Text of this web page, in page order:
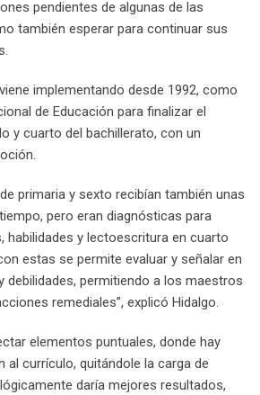
pendientes de algunas de las
también esperar para continuar sus
implementando desde 1992, como
de Educación para finalizar el
y cuarto del bachillerato, con un
primaria y sexto recibían también unas
pero eran diagnósticas para
habilidades y lectoescritura en cuarto
estas se permite evaluar y señalar en
debilidades, permitiendo a los maestros
remediales”, explicó Hidalgo.
elementos puntuales, donde hay
al currículo, quitándole la carga de
daría mejores resultados,